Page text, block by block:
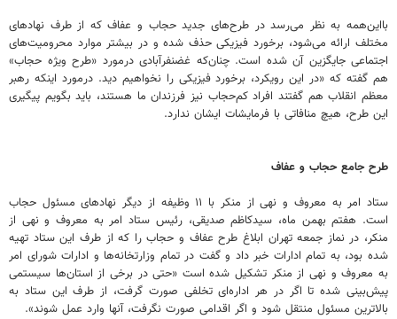
بااین‌همه به نظر می‌رسد در طرح‌های جدید حجاب و عفاف که از طرف نهادهای
مختلف ارائه می‌شود، برخورد فیزیکی حذف شده و در بیشتر موارد محرومیت‌های
اجتماعی جایگزین آن شده است. چنان‌که غضنفرآبادی درمورد «طرح ویژه حجاب»
هم گفته که «در این رویکرد، برخورد فیزیکی را نخواهیم دید. درمورد اینکه رهبر
معظم انقلاب هم گفتند افراد کم‌حجاب نیز فرزندان ما هستند، باید بگویم پیگیری
این طرح، هیچ منافاتی با فرمایشات ایشان ندارد.
طرح جامع حجاب و عفاف
ستاد امر به معروف و نهی از منکر با ۱۱ وظیفه از دیگر نهادهای مسئول حجاب
است. هفتم بهمن ماه، سیدکاظم صدیقی، رئیس ستاد امر به معروف و نهی از
منکر، در نماز جمعه تهران ابلاغ طرح عفاف و حجاب را که از طرف این ستاد تهیه
شده بود، به تمام ادارات خبر داد و گفت در تمام وزارتخانه‌ها و ادارات شورای امر
به معروف و نهی از منکر تشکیل شده است «حتی در برخی از استان‌ها سیستمی
پیش‌بینی شده تا اگر در هر اداره‌ای تخلفی صورت گرفت، از طرف این ستاد به
بالاترین مسئول منتقل شود و اگر اقدامی صورت نگرفت، آنها وارد عمل شوند».